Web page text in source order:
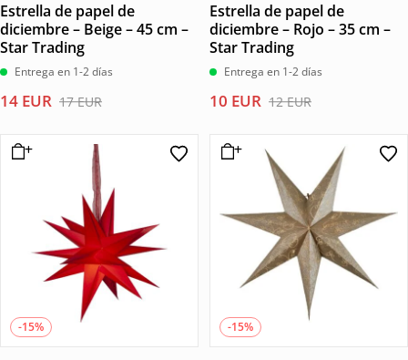
Estrella de papel de
diciembre – Beige – 45 cm –
Star Trading
Entrega en 1-2 días
17EUR
El
original
era:
14 EUR
El
actual
es:
Estrella de papel de
diciembre – Rojo – 35 cm –
Star Trading
Entrega en 1-2 días
12EUR
El
original
era:
10 EUR
El
actual
es:
-15% -15%